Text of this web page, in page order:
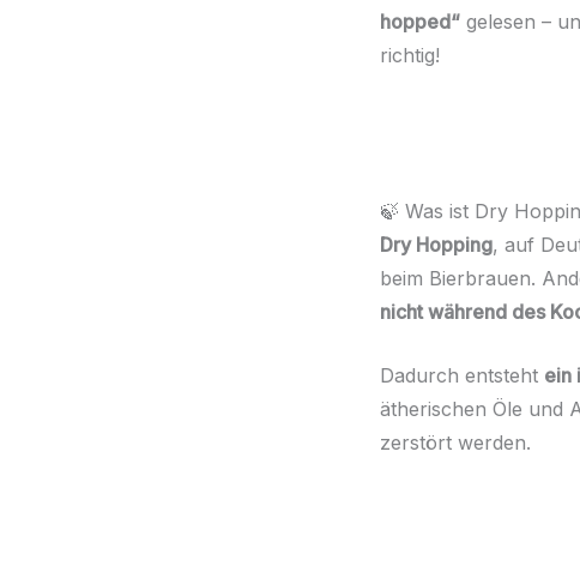
hopped“ gelesen –
richtig!
🍃 Was ist Dry
Dry Hopping, auf
beim Bierbrauen.
nicht während des
Dadurch entsteht ein
ätherischen Öle und
zerstört werden.